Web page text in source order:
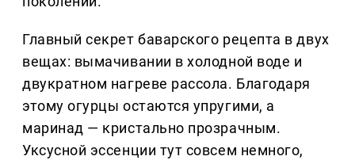
Главный секрет баварского рецепта в двух
вещах: вымачивании в холодной воде и
двукратном нагреве рассола. Благодаря
этому огурцы остаются упругими, а
маринад — кристально прозрачным.
Уксусной эссенции тут совсем немного,